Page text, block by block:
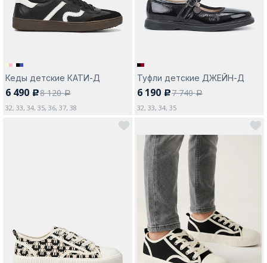
Да, все верно Изменить город
Кеды детские КАТИ-Д
6 490 c8 120a
32, 33, 34, 35, 36, 37, 38
Туфли детские ДЖЕЙН-Д
6 190 c7 740a
32, 33, 34, 35